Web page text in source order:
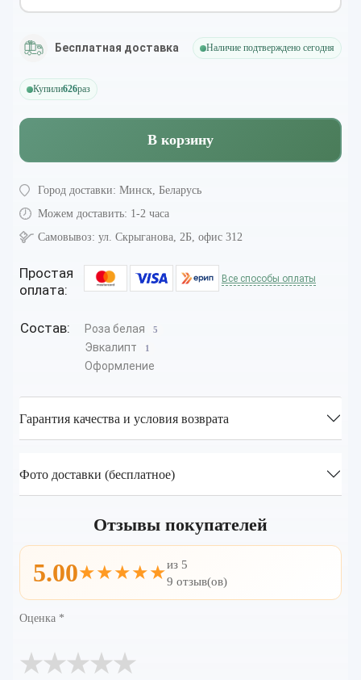
Бесплатная доставка Наличие подтверждено сегодня
Купили626раз
В корзину
Город доставки: Минск, Беларусь
Можем доставить: 1-2 часа
Самовывоз: ул. Скрыганова, 2Б, офис 312
Простая
оплата:
Все способы оплаты
Состав: Роза белая 5
Эвкалипт 1
Оформление
Гарантия качества и условия возврата
Фото доставки (бесплатное)
Отзывы покупателей
5.00★★★★★из 5
9 отзыв(ов)
Оценка *
★
★
★
★
★